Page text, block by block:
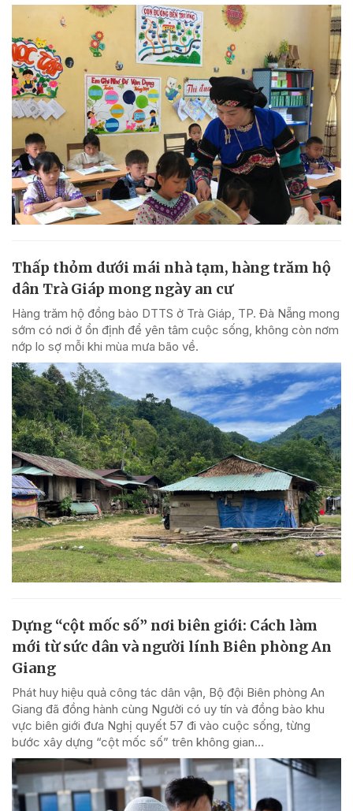
Thấp thỏm dưới mái nhà tạm, hàng trăm hộ
dân Trà Giáp mong ngày an cư
Hàng trăm hộ đồng bào DTTS ở Trà Giáp, TP. Đà Nẵng mong
sớm có nơi ở ổn định để yên tâm cuộc sống, không còn nơm
nớp lo sợ mỗi khi mùa mưa bão về.
Dựng “cột mốc số” nơi biên giới: Cách làm
mới từ sức dân và người lính Biên phòng An
Giang
Phát huy hiệu quả công tác dân vận, Bộ đội Biên phòng An
Giang đã đồng hành cùng Người có uy tín và đồng bào khu
vực biên giới đưa Nghị quyết 57 đi vào cuộc sống, từng
bước xây dựng “cột mốc số” trên không gian...